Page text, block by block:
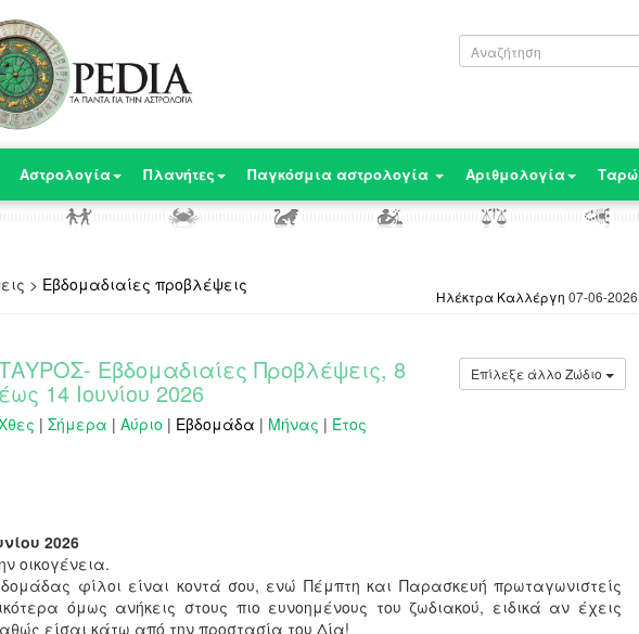
Αστρολογία Πλανήτες Παγκόσμια αστρολογία Αριθμολογία Ταρώ
Ηλέκτρα Καλλέργη 07-06-2026
> Εβδομαδιαίες προβλέψεις
Εβδομαδιαίες Προβλέψεις, 8
έως 14 Ιουνίου 2026
| Σήμερα | Αύριο | Εβδομάδα | Μήνας | Έτος
Επίλεξε άλλο Ζώδιο
2026
οικογένεια.
φίλοι είναι κοντά σου, ενώ Πέμπτη και Παρασκευή πρωταγωνιστείς
όμως ανήκεις στους πιο ευνοημένους του ζωδιακού, ειδικά αν έχεις
είσαι κάτω από την προστασία του Δία!